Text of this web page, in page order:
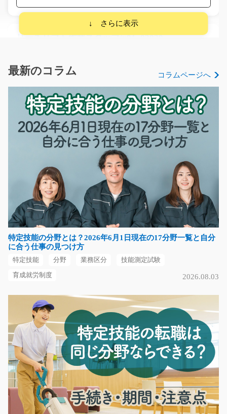
リーチリフト作業スタッフ/y01_02030
集！／ 大手食品工…
時給1500円
愛知県稲沢市
気になる
プラスチック容器の検査や組立作業/y08_01552
お菓子のプラスチック容器の検査作業やカンタンな組立
のお仕事です♪長期安…
長期（3ヶ月以上）
時給1300円～1625円
福岡県北九州市八幡東区
コンクリート補修作業/t01_00836
コンクリート製品の補修・仕上げを担当するお仕事で
す。 インパクトやレン…
長期（3ヶ月以上）
時給1,400円
愛知県豊田市
最新のコラム コラムページへ
特定技能の分野とは？2026年6月1日現在の17分野一覧と自分
に合う仕事の見つけ方
特定技能 分野 業務区分 技能測定試験
育成就労制度 2026.08.03